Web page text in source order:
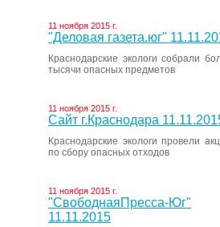
11 ноября 2015 г.
"Деловая газета.юг"
Краснодарские экологи собрали
тысячи опасных предметов
11 ноября 2015 г.
Сайт г.Краснодара
Краснодарские экологи провели
по сбору опасных отходов
11 ноября 2015 г.
"СвободнаяПресса-Юг"
11.11.2015